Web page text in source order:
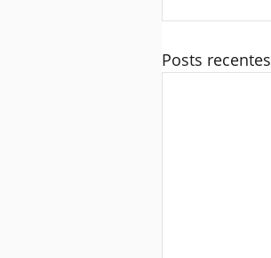
Posts recentes